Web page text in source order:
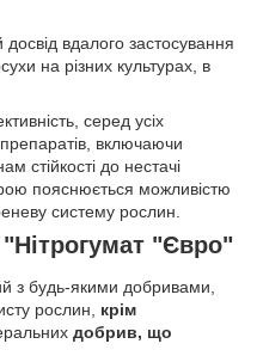
вдалого застосування
на різних культурах, в
серед усіх
включаючи
стійкості до нестачі
пояснюється можливістю
систему рослин.
"Євро"
з будь-якими добривами,
рослин, крім
добрив, що